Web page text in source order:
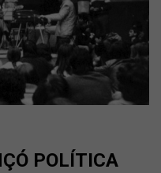
POLÍTICA